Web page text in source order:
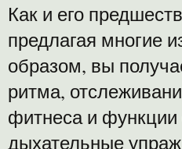
Как и его
предлагая многие
образом, вы
ритма,
фитнеса и функции
дыхательные